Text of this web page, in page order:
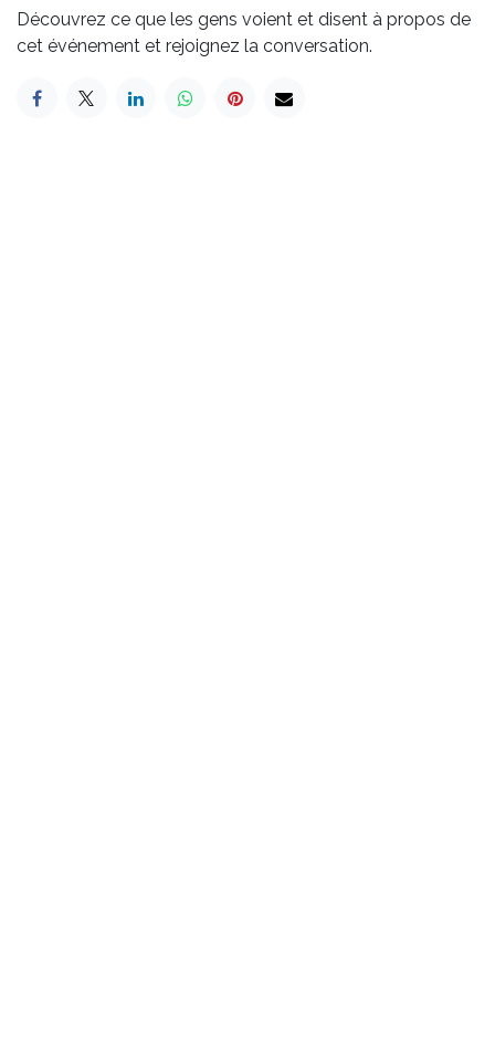
Découvrez ce que les gens voient et disent à propos de
cet événement et rejoignez la conversation.